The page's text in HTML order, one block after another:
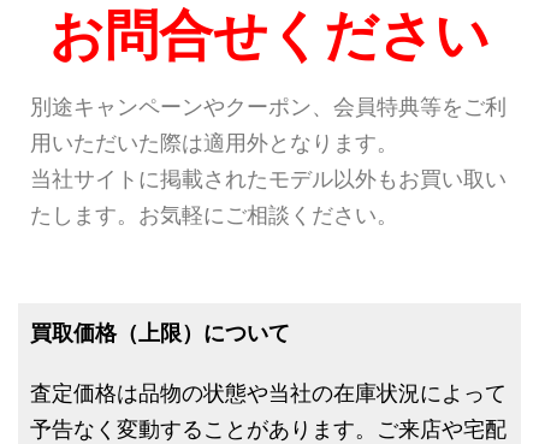
お問合せください
別途キャンペーンやクーポン、会員特典等をご利
用いただいた際は適用外となります。
当社サイトに掲載されたモデル以外もお買い取い
たします。お気軽にご相談ください。
買取価格（上限）について
査定価格は品物の状態や当社の在庫状況によって
予告なく変動することがあります。ご来店や宅配